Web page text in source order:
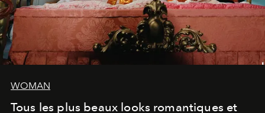
WOMAN
Tous les plus beaux looks romantiques et